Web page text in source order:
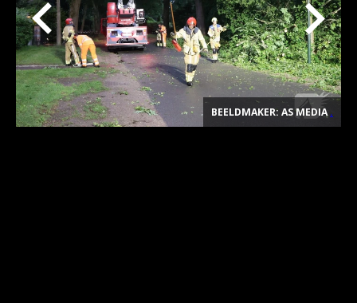
BEELDMAKER: AS MEDIA.